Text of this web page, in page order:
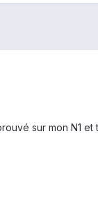
sur mon N1 et